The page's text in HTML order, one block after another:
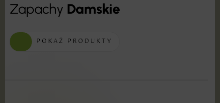
Zapachy Damskie
POKAŻ PRODUKTY